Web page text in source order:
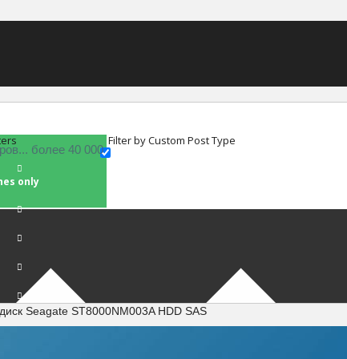
only
Filter by Custom Post Type
Seagate ST8000NM003A HDD SAS